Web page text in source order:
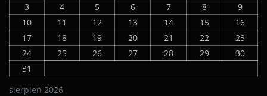
sierpień 2026
3
4 5 6 7 8
9
10
11 12 13 14 15
16
17
18 19 20 21 22
23
24
25 26 27 28 29
30
31